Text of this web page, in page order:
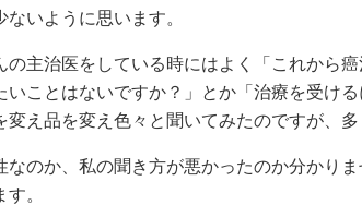
いように思います。
主治医をしている時にはよく「これから
いことはないですか？」とか「治療を受け
変え品を変え色々と聞いてみたのですが、
のか、私の聞き方が悪かったのか分かり
。